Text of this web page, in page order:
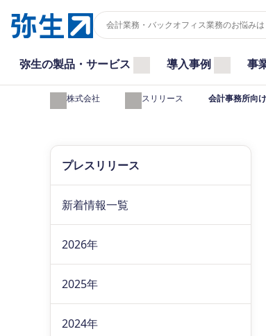
弥生の製品・サービス 導入事例 事
弥生株式会社 プレスリリース 会計事務所向
プレスリリース
新着情報一覧
2026年
2025年
2024年